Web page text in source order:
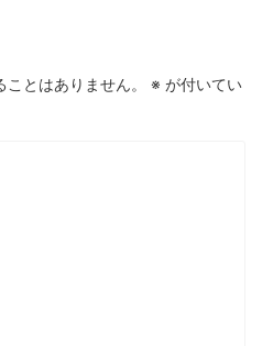
とはありません。 ※ が付いてい